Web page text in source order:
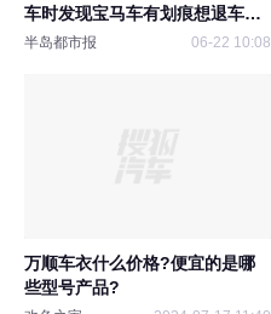
车时发现宝马车有划痕想退车！
4S店：可能是员工洗车时导致，
半岛都市报 06-22 10:08
万顺车衣什么价格?便宜的是哪
些型号产品?